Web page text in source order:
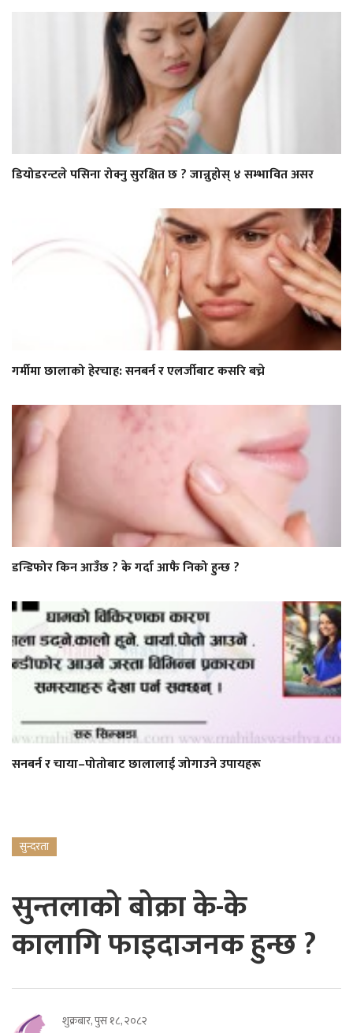
डियोडरन्टले पसिना रोक्नु सुरक्षित छ ? जान्नुहोस् ४ सम्भावित असर
गर्मीमा छालाको हेरचाह: सनबर्न र एलर्जीबाट कसरि बच्ने
डन्डिफोर किन आउँछ ? के गर्दा आफै निको हुन्छ ?
सनबर्न र चाया–पोतोबाट छालालाई जोगाउने उपायहरू
सुन्दरता
सुन्तलाको बोक्रा के-के
कालागि फाइदाजनक हुन्छ ?
शुक्रबार, पुस १८, २०८२